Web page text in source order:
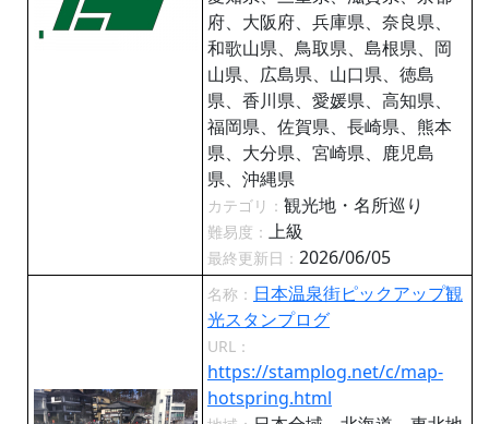
府、大阪府、兵庫県、奈良県、
和歌山県、鳥取県、島根県、岡
山県、広島県、山口県、徳島
県、香川県、愛媛県、高知県、
福岡県、佐賀県、長崎県、熊本
県、大分県、宮崎県、鹿児島
県、沖縄県
カテゴリ： 観光地・名所巡り
難易度： 上級
最終更新日： 2026/06/05
名称： 日本温泉街ピックアップ観
光スタンプログ
URL：
https://stamplog.net/c/map-
hotspring.html